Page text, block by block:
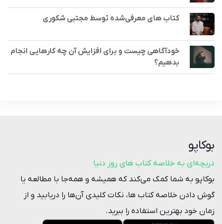
کتاب های معرفی‌شده توسط مجتبی شکوری
خودآگاهی چیست و برای افزایش آن چه کارهایی انجام
بدهیم؟
بوکاپو
دریچه‌ای به خلاصه کتاب‌ های روز دنیا
بوکاپو به شما کمک می‌کند که همیشه و همه‌جا با مطالعه یا
گوش دادن خلاصه‌ کتاب ها، نکات کلیدی آن‌ها را دریابید و از
زمان خود بهترین استفاده را ببرید.